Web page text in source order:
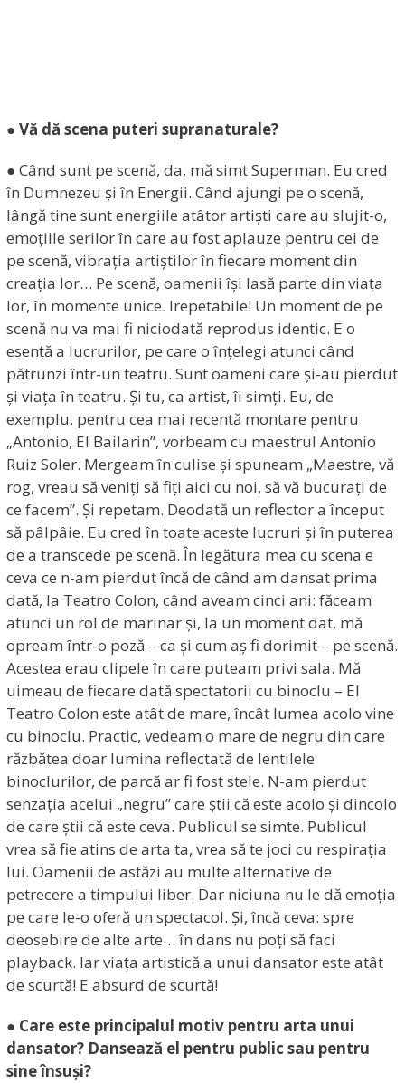
● Vă dă scena puteri supranaturale?
● Când sunt pe scenă, da, mă simt Superman. Eu cred
în Dumnezeu și în Energii. Când ajungi pe o scenă,
lângă tine sunt energiile atâtor artiști care au slujit-o,
emoțiile serilor în care au fost aplauze pentru cei de
pe scenă, vibrația artiștilor în fiecare moment din
creația lor… Pe scenă, oamenii își lasă parte din viața
lor, în momente unice. Irepetabile! Un moment de pe
scenă nu va mai fi niciodată reprodus identic. E o
esență a lucrurilor, pe care o înțelegi atunci când
pătrunzi într-un teatru. Sunt oameni care și-au pierdut
și viața în teatru. Și tu, ca artist, îi simți. Eu, de
exemplu, pentru cea mai recentă montare pentru
„Antonio, El Bailarin”, vorbeam cu maestrul Antonio
Ruiz Soler. Mergeam în culise și spuneam „Maestre, vă
rog, vreau să veniți să fiți aici cu noi, să vă bucurați de
ce facem”. Și repetam. Deodată un reflector a început
să pâlpâie. Eu cred în toate aceste lucruri și în puterea
de a transcede pe scenă. În legătura mea cu scena e
ceva ce n-am pierdut încă de când am dansat prima
dată, la Teatro Colon, când aveam cinci ani: făceam
atunci un rol de marinar și, la un moment dat, mă
opream într-o poză – ca și cum aș fi dorimit – pe scenă.
Acestea erau clipele în care puteam privi sala. Mă
uimeau de fiecare dată spectatorii cu binoclu – El
Teatro Colon este atât de mare, încât lumea acolo vine
cu binoclu. Practic, vedeam o mare de negru din care
răzbătea doar lumina reflectată de lentilele
binoclurilor, de parcă ar fi fost stele. N-am pierdut
senzația acelui „negru” care știi că este acolo și dincolo
de care știi că este ceva. Publicul se simte. Publicul
vrea să fie atins de arta ta, vrea să te joci cu respirația
lui. Oamenii de astăzi au multe alternative de
petrecere a timpului liber. Dar niciuna nu le dă emoția
pe care le-o oferă un spectacol. Și, încă ceva: spre
deosebire de alte arte… în dans nu poți să faci
playback. Iar viața artistică a unui dansator este atât
de scurtă! E absurd de scurtă!
● Care este principalul motiv pentru arta unui
dansator? Dansează el pentru public sau pentru
sine însuși?